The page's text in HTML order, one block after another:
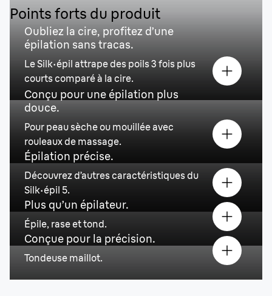
Points forts du produit
Oubliez la cire, profitez d’une
épilation sans tracas.
Le Silk·épil attrape des poils 3 fois plus
courts comparé à la cire.
Conçu pour une épilation plus
douce.
Pour peau sèche ou mouillée avec
rouleaux de massage.
Épilation précise.
Découvrez d’autres caractéristiques du
Silk·épil 5.
Plus qu’un épilateur.
Épile, rase et tond.
Conçue pour la précision.
Tondeuse maillot.